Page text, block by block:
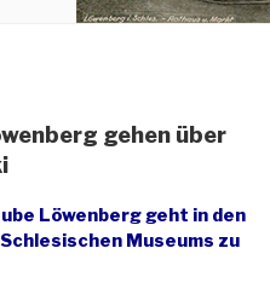
gehen über
Löwenberg geht in den
Museums zu